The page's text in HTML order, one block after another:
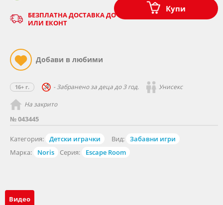
№ 043445
Категория: Детски играчки Вид:
Забавни игри
Марка:
Noris Серия: Escape Room
16+ г. - Забранено за деца до 3 год. Унисекс
На закрито
Купи
БЕЗПЛАТНА ДОСТАВКА ДО ОФИС НА КУРИЕР - СПИДИ
ИЛИ ЕКОНТ
Видео